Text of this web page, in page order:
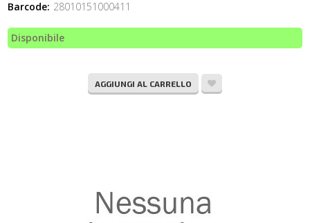
Barcode: 28010151000411
Disponibile
AGGIUNGI AL CARRELLO